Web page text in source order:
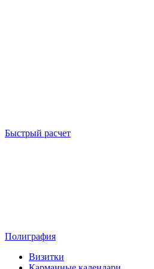
Быстрый расчет
Полиграфия
Визитки